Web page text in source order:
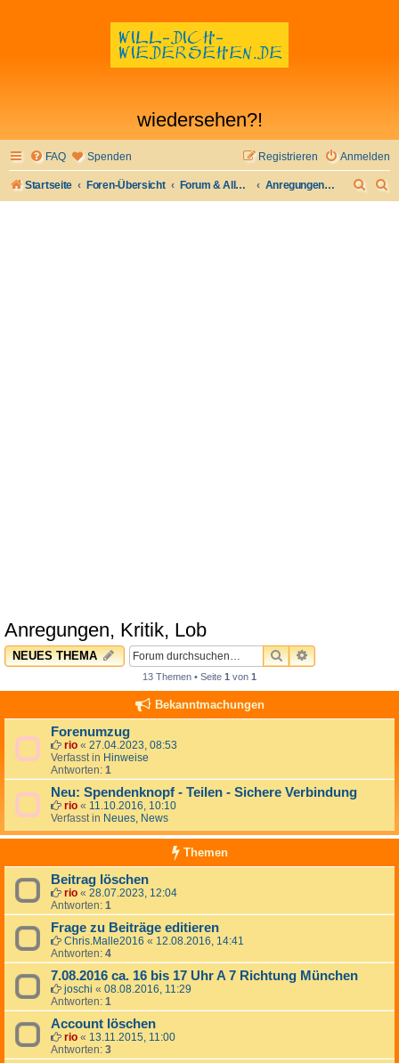
wiedersehen?!
FAQ Spenden Anmelden
Registrieren
Startseite Foren-Übersicht Forum & Allgemeines Anregungen, Kritik, Lob
Anregungen, Kritik, Lob
NEUES THEMA SUCHEERWEITERTE
13 Themen • Seite 1 von 1
Bekanntmachungen
Forenumzug
rio « 27.04.2023, 08:53
Verfasst in Hinweise
Antworten: 1
Neu: Spendenknopf - Teilen - Sichere Verbindung
rio « 11.10.2016, 10:10
Verfasst in Neues, News
Themen
Beitrag löschen
rio « 28.07.2023, 12:04
Antworten: 1
Frage zu Beiträge editieren
Chris.Malle2016 « 12.08.2016, 14:41
Antworten: 4
7.08.2016 ca. 16 bis 17 Uhr A 7 Richtung München
joschi « 08.08.2016, 11:29
Antworten: 1
Account löschen
rio « 13.11.2015, 11:00
Antworten: 3